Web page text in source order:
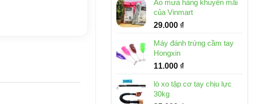
là:
46.000 ₫.
tại
là:
35.000 ₫.
Áo mưa hàng khuyến mãi
của Vinmart
29.000 ₫
Máy đánh trứng cầm tay
Hongxin
11.000 ₫
lò xo tập cơ tay chịu lực
30kg